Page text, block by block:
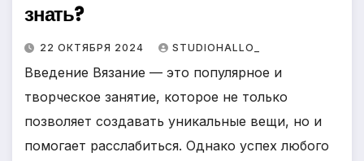
знать?
22 ОКТЯБРЯ 2024 STUDIOHALLO_
Введение Вязание — это популярное и
творческое занятие, которое не только
позволяет создавать уникальные вещи, но и
помогает расслабиться. Однако успех любого